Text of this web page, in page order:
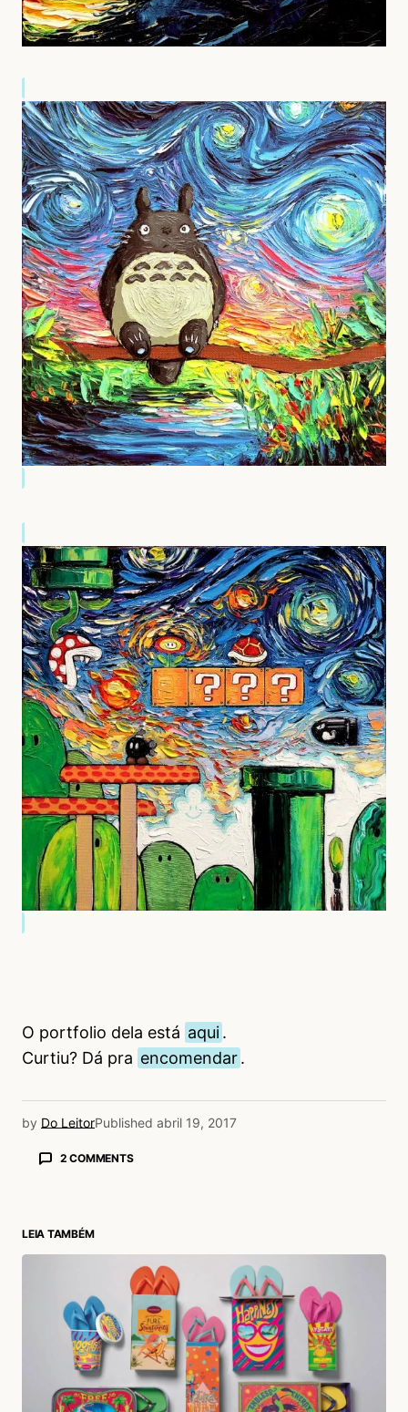
O portfolio dela está aqui.
Curtiu? Dá pra encomendar.
by Do LeitorPublished abril 19, 2017
2 COMMENTS
Demais!
Acesse para responder
Paula Romano
19/04/2017 às 3:23 PM
Nhaaaa, que lindeza!! :)
Acesse para responder
LEIA TAMBÉM